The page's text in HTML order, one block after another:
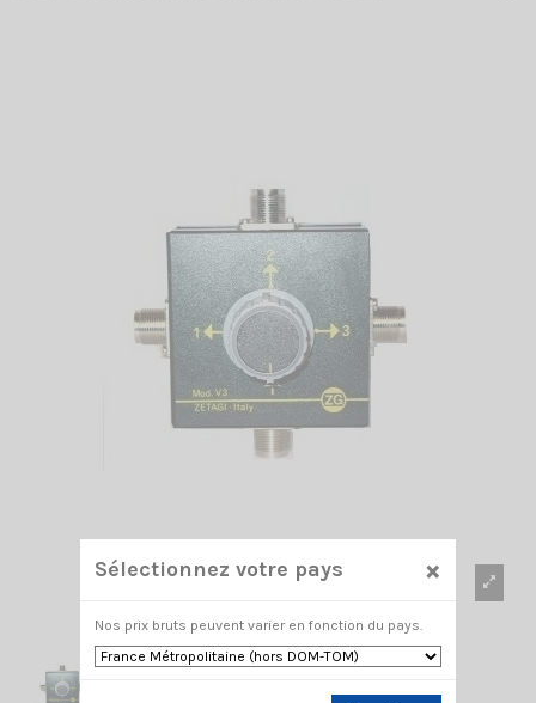
Sélectionnez votre pays ×
Nos prix bruts peuvent varier en fonction du pays.